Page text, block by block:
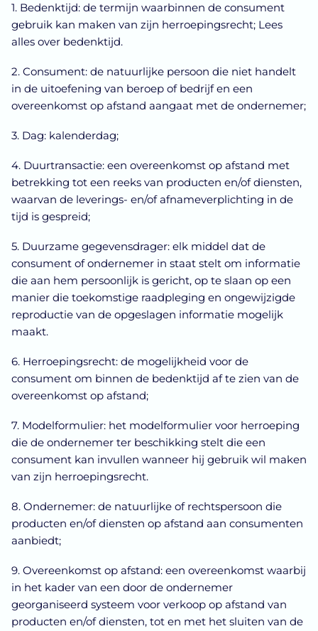
1. Bedenktijd: de termijn waarbinnen de consument
gebruik kan maken van zijn herroepingsrecht; Lees
alles over bedenktijd.
2. Consument: de natuurlijke persoon die niet handelt
in de uitoefening van beroep of bedrijf en een
overeenkomst op afstand aangaat met de ondernemer;
3. Dag: kalenderdag;
4. Duurtransactie: een overeenkomst op afstand met
betrekking tot een reeks van producten en/of diensten,
waarvan de leverings- en/of afnameverplichting in de
tijd is gespreid;
5. Duurzame gegevensdrager: elk middel dat de
consument of ondernemer in staat stelt om informatie
die aan hem persoonlijk is gericht, op te slaan op een
manier die toekomstige raadpleging en ongewijzigde
reproductie van de opgeslagen informatie mogelijk
maakt.
6. Herroepingsrecht: de mogelijkheid voor de
consument om binnen de bedenktijd af te zien van de
overeenkomst op afstand;
7. Modelformulier: het modelformulier voor herroeping
die de ondernemer ter beschikking stelt die een
consument kan invullen wanneer hij gebruik wil maken
van zijn herroepingsrecht.
8. Ondernemer: de natuurlijke of rechtspersoon die
producten en/of diensten op afstand aan consumenten
aanbiedt;
9. Overeenkomst op afstand: een overeenkomst waarbij
in het kader van een door de ondernemer
georganiseerd systeem voor verkoop op afstand van
producten en/of diensten, tot en met het sluiten van de